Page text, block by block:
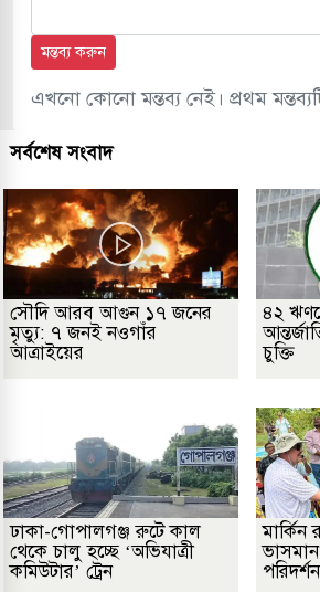
মন্তব্য করুন
এখনো কোনো মন্তব্য নেই। প্রথম
সর্বশেষ সংবাদ
সৌদি আরব আগুন ১৭ জনের
মৃত্যু: ৭ জনই নওগাঁর
আত্রাইয়ের
৪২
চুক্তি
ঢাকা-গোপালগঞ্জ রুটে কাল
থেকে চালু হচ্ছে ‘অভিযাত্রী
কমিউটার’ ট্রেন
মার্কিন
পরিদর্শন